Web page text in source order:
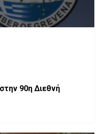
90η Διεθνή